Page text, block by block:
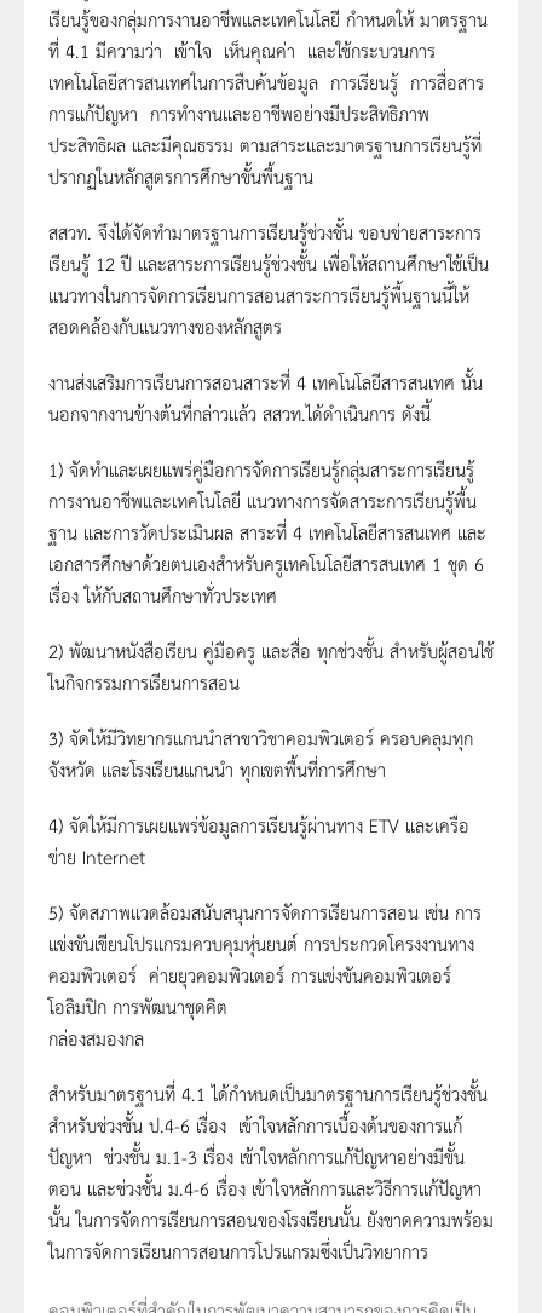
เรียนรู้ของกลุ่มการงานอาชีพและเทคโนโลยี กำหนดให้มาตรฐาน
ที่ 4.1 มีความว่า เข้าใจ เห็นคุณค่า และใช้กระบวนการ
เทคโนโลยีสารสนเทศในการสืบค้นข้อมูล การเรียนรู้ การสื่อสาร
การแก้ปัญหา การทำงานและอาชีพอย่างมีประสิทธิภาพ
ประสิทธิผล และมีคุณธรรม ตามสาระและมาตรฐานการเรียนรู้ที่
ปรากฏในหลักสูตรการศึกษาขั้นพื้นฐาน
สสวท. จึงได้จัดทำมาตรฐานการเรียนรู้ช่วงชั้น ขอบข่ายสาระการ
เรียนรู้ 12 ปี และสาระการเรียนรู้ช่วงชั้น เพื่อให้สถานศึกษาใช้เป็น
แนวทางในการจัดการเรียนการสอนสาระการเรียนรู้พื้นฐานนี้ให้
สอดคล้องกับแนวทางของหลักสูตร
งานส่งเสริมการเรียนการสอนสาระที่ 4 เทคโนโลยีสารสนเทศ นั้น
นอกจากงานข้างต้นที่กล่าวแล้ว สสวท.ได้ดำเนินการ ดังนี้
1) จัดทำและเผยแพร่คู่มือการจัดการเรียนรู้กลุ่มสาระการเรียนรู้
การงานอาชีพและเทคโนโลยี แนวทางการจัดสาระการเรียนรู้พื้น
ฐาน และการวัดประเมินผล สาระที่ 4 เทคโนโลยีสารสนเทศ และ
เอกสารศึกษาด้วยตนเองสำหรับครูเทคโนโลยีสารสนเทศ 1 ชุด 6
เรื่อง ให้กับสถานศึกษาทั่วประเทศ
2) พัฒนาหนังสือเรียน คู่มือครู และสื่อ ทุกช่วงชั้น สำหรับผู้สอนใช้
ในกิจกรรมการเรียนการสอน
3) จัดให้มีวิทยากรแกนนำสาขาวิชาคอมพิวเตอร์ ครอบคลุมทุก
จังหวัด และโรงเรียนแกนนำ ทุกเขตพื้นที่การศึกษา
4) จัดให้มีการเผยแพร่ข้อมูลการเรียนรู้ผ่านทาง ETV และเครือ
ข่าย Internet
5) จัดสภาพแวดล้อมสนับสนุนการจัดการเรียนการสอน เช่น การ
แข่งขันเขียนโปรแกรมควบคุมหุ่นยนต์ การประกวดโครงงานทาง
คอมพิวเตอร์ ค่ายยุวคอมพิวเตอร์ การแข่งขันคอมพิวเตอร์
โอลิมปิก การพัฒนาชุดคิต
กล่องสมองกล
สำหรับมาตรฐานที่ 4.1 ได้กำหนดเป็นมาตรฐานการเรียนรู้ช่วงชั้น
สำหรับช่วงชั้น ป.4-6 เรื่อง เข้าใจหลักการเบื้องต้นของการแก้
ปัญหา ช่วงชั้น ม.1-3 เรื่อง เข้าใจหลักการแก้ปัญหาอย่างมีขั้น
ตอน และช่วงชั้น ม.4-6 เรื่อง เข้าใจหลักการและวิธีการแก้ปัญหา
นั้น ในการจัดการเรียนการสอนของโรงเรียนนั้น ยังขาดความพร้อม
ในการจัดการเรียนการสอนการโปรแกรมซึ่งเป็นวิทยาการ